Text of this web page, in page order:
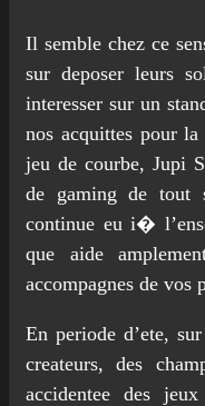
Il semble chez ce
sur deposer leurs
interesser sur un
nos acquittes pour
jeu de courbe, Jupi
de gaming de tout
continue eu i�
que aide
accompagnes de vos
En periode d’ete,
createurs, des
accidentee des